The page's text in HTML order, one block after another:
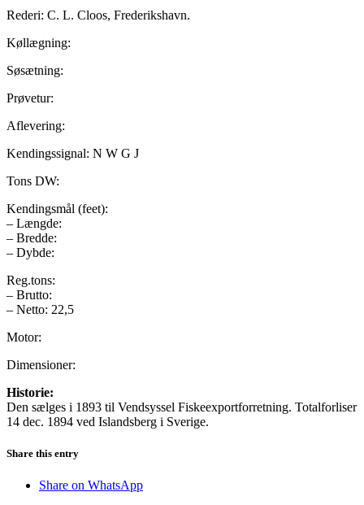
Rederi: C. L. Cloos, Frederikshavn.
Køllægning:
Søsætning:
Prøvetur:
Aflevering:
Kendingssignal: N W G J
Tons DW:
Kendingsmål (feet):
– Længde:
– Bredde:
– Dybde:
Reg.tons:
– Brutto:
– Netto: 22,5
Motor:
Dimensioner:
Historie:
Den sælges i 1893 til Vendsyssel Fiskeexportforretning. Totalforliser
14 dec. 1894 ved Islandsberg i Sverige.
Share this entry
Share on WhatsApp